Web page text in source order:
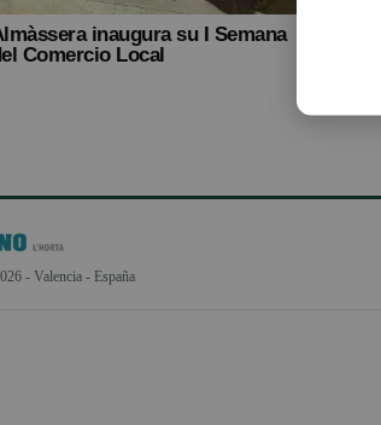
inaugura su I Semana
Comercio Local
- Valencia - España